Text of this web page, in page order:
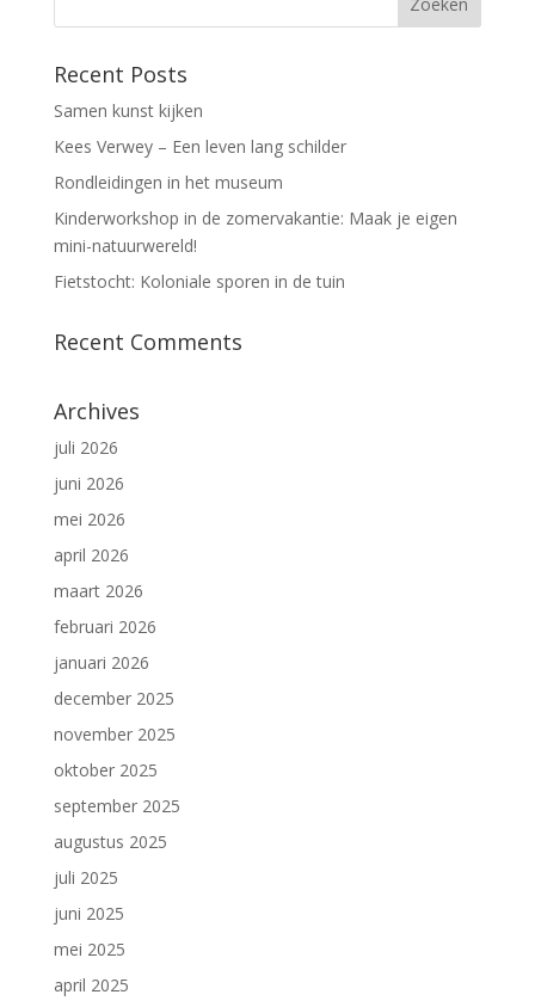
Recent Posts
Samen kunst kijken
Kees Verwey – Een leven lang schilder
Rondleidingen in het museum
Kinderworkshop in de zomervakantie: Maak je eigen
mini-natuurwereld!
Fietstocht: Koloniale sporen in de tuin
Recent Comments
Archives
juli 2026
juni 2026
mei 2026
april 2026
maart 2026
februari 2026
januari 2026
december 2025
november 2025
oktober 2025
september 2025
augustus 2025
juli 2025
juni 2025
mei 2025
april 2025